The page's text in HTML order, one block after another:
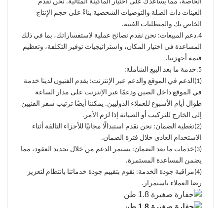
الخاصة، مما يساعدك على اختيار الماكينة المثالية. نحن نقدم
العينات ذات الصلة والتوصيات الشخصية بناءً على حجم الإنتاج
الخاص بك والمتطلبات الفنية.
4. دعم المبيعات: نحن نقدم نصائح عملية لاستفساراتك، بما في ذلك
المساعدة في اختيار المكان، واستراتيجيات توفير التكلفة، وتعظيم
قيمة أجهزتنا.
5. خدمة ما بعد البيع الشاملة:
(1)
الدعم في الموقع والدعم عبر الإنترنت: يقدم الفنيون لدينا خدمة
في الموقع داخل الصين ودعمًا عبر الإنترنت على مدار الساعة
طوال أيام الأسبوع للعملاء الدوليين. يمكننا أيضًا ترتيب سفر الفنيين
إلى الخارج للتركيب أو الصيانة إذا لزم الأمر.
(2)
تغطية الضمان: نحن نقدم استبدالًا مجانيًا للأجزاء التالفة أثناء
الاستخدام العادي خلال فترة الضمان.
(3)
خدمات ما بعد الضمان: يستمر الدعم من خلال تجديد العقود، مما
يضمن المساعدة المستمرة.
(4)
مراقبة جودة الخدمة: نقوم بتقييم جودة خدماتنا بانتظام لتعزيز
رضا العملاء باستمرار.